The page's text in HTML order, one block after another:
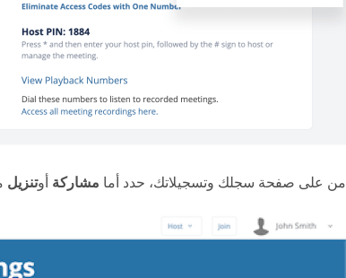
من على صفحة سجلك وتسجيلاتك، حدد أما مشاركة أوتنزيل